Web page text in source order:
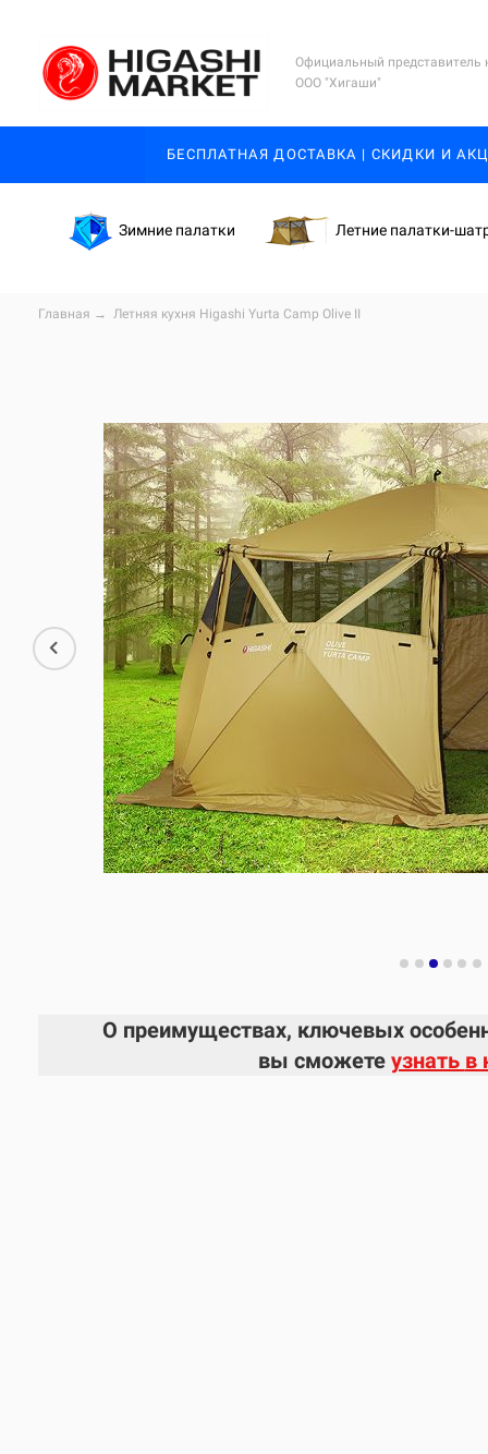
Официальный представитель
ООО "Хигаши"
БЕСПЛАТНАЯ ДОСТАВКА | СКИДКИ И
Зимние палатки Летние палатки-
Главная → Летняя кухня Higashi Yurta Camp Olive II
О преимуществах, ключевых
вы сможете узнать в